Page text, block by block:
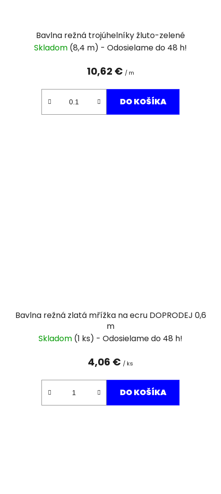
Bavlna režná trojúhelníky žluto-zelené
Skladom (8,4 m)
10,62 € / m
DO KOŠÍKA
Bavlna režná zlatá mřížka na ecru DOPRODEJ 0,6
m
Skladom (1 ks)
4,06 € / ks
DO KOŠÍKA